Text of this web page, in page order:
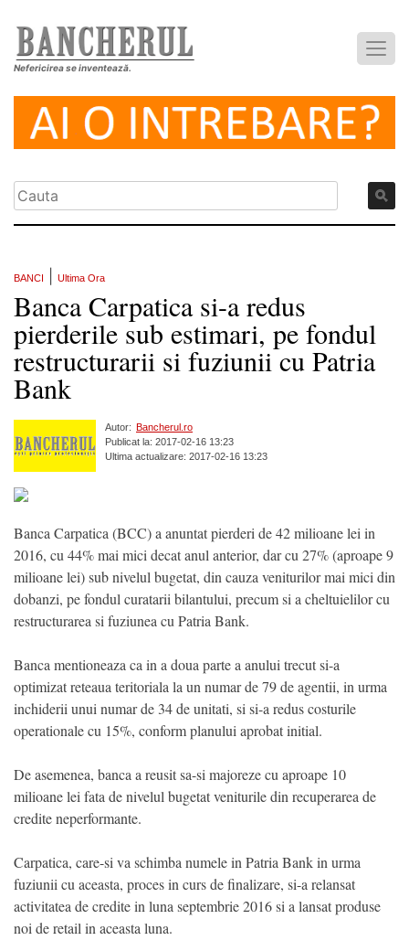
Nefericirea se inventează.
BANCI Ultima Ora
Banca Carpatica si-a redus
pierderile sub estimari, pe fondul
restructurarii si fuziunii cu Patria
Bank
Autor: Bancherul.ro
Publicat la: 2017-02-16 13:23
Ultima actualizare: 2017-02-16 13:23
Banca Carpatica (BCC) a anuntat pierderi de 42 milioane lei in
2016, cu 44% mai mici decat anul anterior, dar cu 27% (aproape 9
milioane lei) sub nivelul bugetat, din cauza veniturilor mai mici din
dobanzi, pe fondul curatarii bilantului, precum si a cheltuielilor cu
restructurarea si fuziunea cu Patria Bank.
Banca mentioneaza ca in a doua parte a anului trecut si-a
optimizat reteaua teritoriala la un numar de 79 de agentii, in urma
inchiderii unui numar de 34 de unitati, si si-a redus costurile
operationale cu 15%, conform planului aprobat initial.
De asemenea, banca a reusit sa-si majoreze cu aproape 10
milioane lei fata de nivelul bugetat veniturile din recuperarea de
credite neperformante.
Carpatica, care-si va schimba numele in Patria Bank in urma
fuziunii cu aceasta, proces in curs de finalizare, si-a relansat
activitatea de credite in luna septembrie 2016 si a lansat produse
noi de retail in aceasta luna.